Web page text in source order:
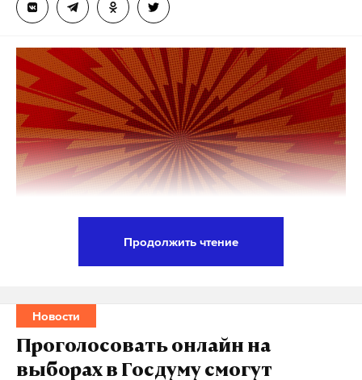
оружия, которые по своей разрушительной силе
смогут сравниться с ядерным потенциалом. Такое
заявление на форуме «Примаковские чтения»
Продолжить чтение
Новости
Проголосовать онлайн на
выборах в Госдуму смогут